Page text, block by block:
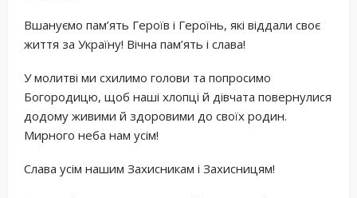
Вшануємо пам’ять Героїв і Героїнь, які віддали своє
життя за Україну! Вічна пам’ять і слава!
У молитві ми схилимо голови та попросимо
Богородицю, щоб наші хлопці й дівчата повернулися
додому живими й здоровими до своїх родин.
Мирного неба нам усім!
Слава усім нашим Захисникам і Захисницям!